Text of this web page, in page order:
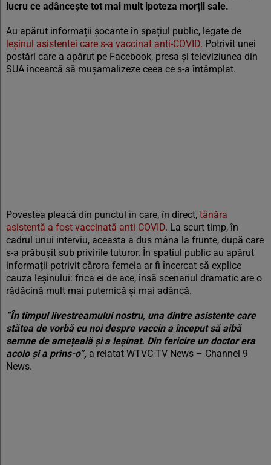
lucru ce adâncește tot mai mult ipoteza morții sale.
Au apărut informații șocante în spațiul public, legate de
leșinul asistentei care s-a vaccinat anti-COVID. Potrivit unei
postări care a apărut pe Facebook, presa și televiziunea din
SUA încearcă să mușamalizeze ceea ce s-a întâmplat.
Povestea pleacă din punctul în care, în direct, tânăra
asistentă a fost vaccinată anti COVID. La scurt timp, în
cadrul unui interviu, aceasta a dus mâna la frunte, după care
s-a prăbușit sub privirile tuturor. În spațiul public au apărut
informații potrivit cărora femeia ar fi încercat să explice
cauza leșinului: frica ei de ace, însă scenariul dramatic are o
rădăcină mult mai puternică și mai adâncă.
”În timpul livestreamului nostru, una dintre asistente care
stătea de vorbă cu noi despre vaccin a început să aibă
semne de amețeală și a leșinat. Din fericire un doctor era
acolo și a prins-o”, a relatat WTVC-TV News – Channel 9
News.